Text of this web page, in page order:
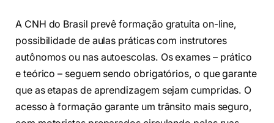
A CNH do Brasil prevê formação gratuita on-line,
possibilidade de aulas práticas com instrutores
autônomos ou nas autoescolas. Os exames – prático
e teórico – seguem sendo obrigatórios, o que garante
que as etapas de aprendizagem sejam cumpridas. O
acesso à formação garante um trânsito mais seguro,